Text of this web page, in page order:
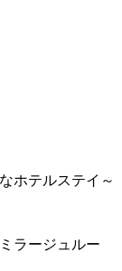
ホテルステイ～
ラージュルー